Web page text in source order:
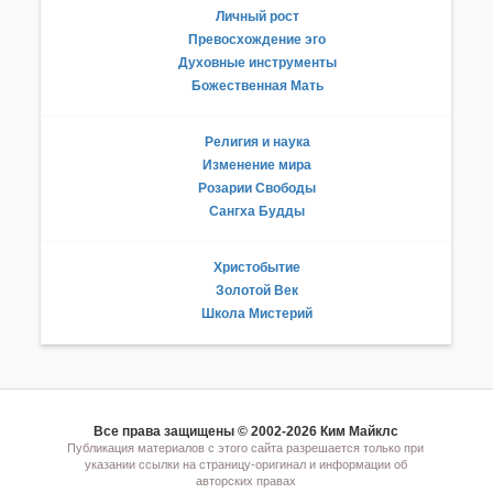
Личный рост
Превосхождение эго
Духовные инструменты
Божественная Мать
Религия и наука
Изменение мира
Розарии Свободы
Сангха Будды
Христобытие
Золотой Век
Школа Мистерий
Все права защищены © 2002-2026 Ким Майклс
Публикация материалов с этого сайта разрешается только при
указании ссылки на страницу-оригинал и информации об
авторских правах